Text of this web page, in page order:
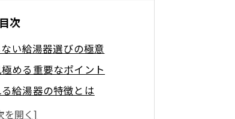
目次
い給湯器選びの極意
める重要なポイント
給湯器の特徴とは
と信頼できる給湯器の違い